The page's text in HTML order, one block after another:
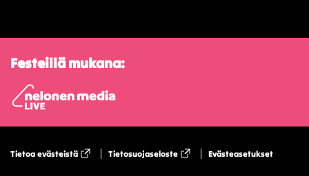
Festeillä mukana:
Tietoa evästeistä Tietosuojaseloste Evästeasetukset